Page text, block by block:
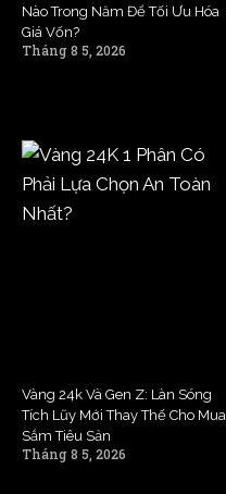
Nào Trong Năm Để Tối Ưu Hóa
Giá Vốn?
Tháng 8 5, 2026
Vàng 24k Và Gen Z: Làn Sóng
Tích Lũy Mới Thay Thế Cho Mua
Sắm Tiêu Sản
Tháng 8 5, 2026